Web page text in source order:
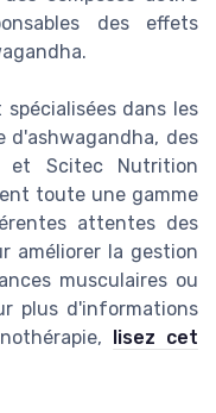
des effets
dans les
d'ashwagandha, des
et Scitec Nutrition
toute une gamme
attentes des
améliorer la gestion
musculaires ou
plus d'informations
lisez cet